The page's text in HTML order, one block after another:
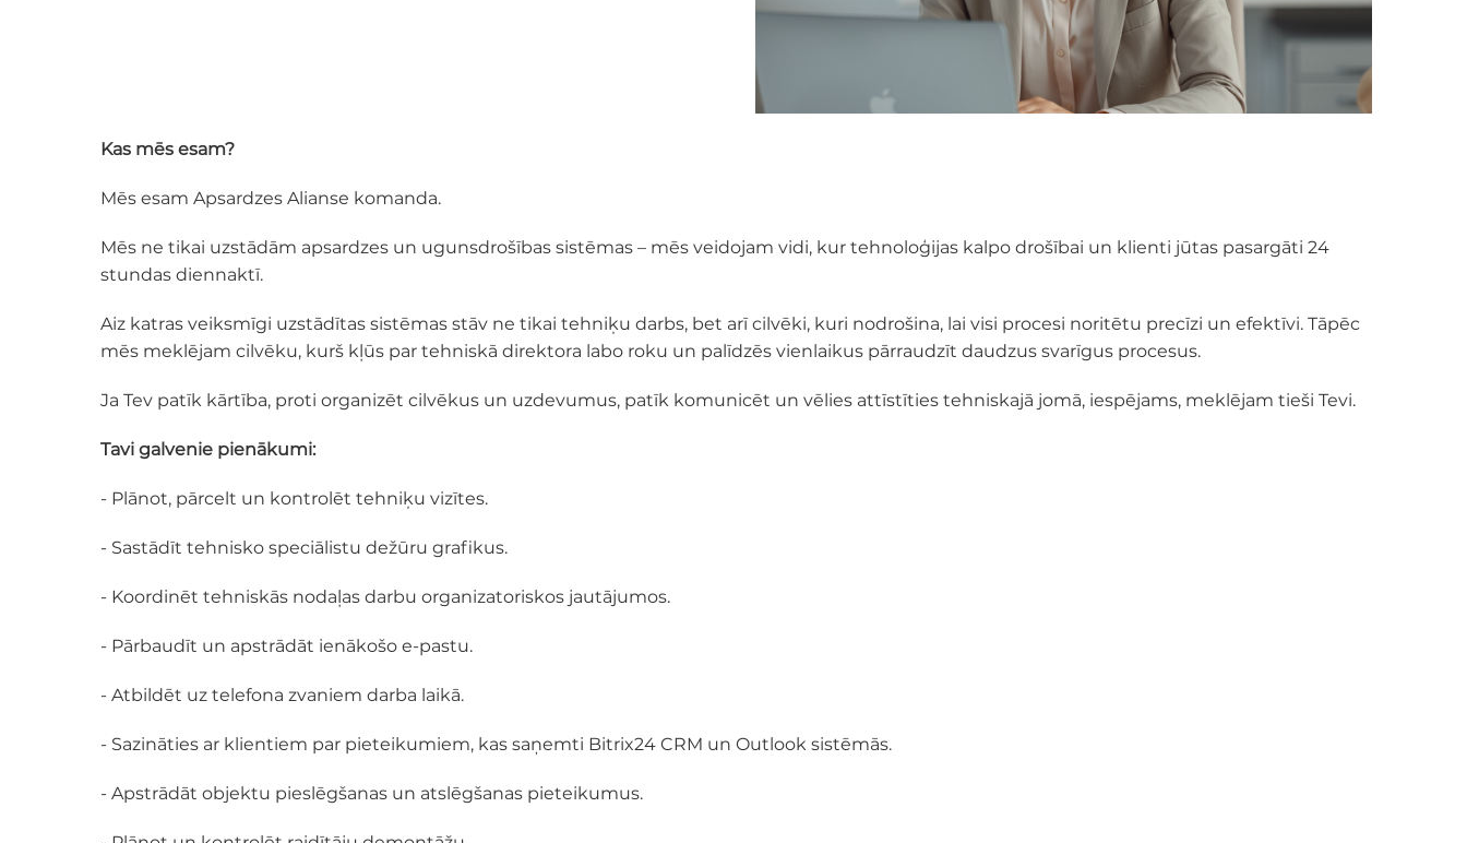
Kas mēs esam?
Mēs esam Apsardzes Alianse komanda.
Mēs ne tikai uzstādām apsardzes un ugunsdrošības sistēmas – mēs veidojam vidi, kur tehnoloģijas kalpo drošībai un klienti jūtas pasargāti 24
stundas diennaktī.
Aiz katras veiksmīgi uzstādītas sistēmas stāv ne tikai tehniķu darbs, bet arī cilvēki, kuri nodrošina, lai visi procesi noritētu precīzi un efektīvi. Tāpēc
mēs meklējam cilvēku, kurš kļūs par tehniskā direktora labo roku un palīdzēs vienlaikus pārraudzīt daudzus svarīgus procesus.
Ja Tev patīk kārtība, proti organizēt cilvēkus un uzdevumus, patīk komunicēt un vēlies attīstīties tehniskajā jomā, iespējams, meklējam tieši Tevi.
Tavi galvenie pienākumi:
- Plānot, pārcelt un kontrolēt tehniķu vizītes.
- Sastādīt tehnisko speciālistu dežūru grafikus.
- Koordinēt tehniskās nodaļas darbu organizatoriskos jautājumos.
- Pārbaudīt un apstrādāt ienākošo e-pastu.
- Atbildēt uz telefona zvaniem darba laikā.
- Sazināties ar klientiem par pieteikumiem, kas saņemti Bitrix24 CRM un Outlook sistēmās.
- Apstrādāt objektu pieslēgšanas un atslēgšanas pieteikumus.